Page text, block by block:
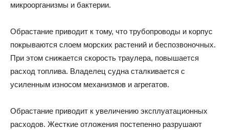
микроорганизмы и бактерии.
Обрастание приводит к тому, что трубопроводы и корпус
покрываются слоем морских растений и беспозвоночных.
При этом снижается скорость траулера, повышается
расход топлива. Владелец судна сталкивается с
усиленным износом механизмов и агрегатов.
Обрастание приводит к увеличению эксплуатационных
расходов. Жесткие отложения постепенно разрушают